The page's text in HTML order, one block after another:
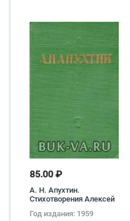
85.00 ₽
А. Н. Апухтин.
Стихотворения Алексей
Год издания: 1959